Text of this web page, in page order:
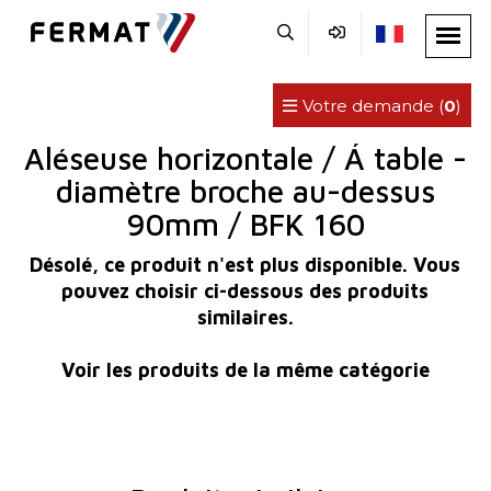
Votre demande (0)
Aléseuse horizontale / Á table -
diamètre broche au-dessus
90mm / BFK 160
Désolé, ce produit n'est plus disponible. Vous
pouvez choisir ci-dessous des produits
similaires.
Voir les produits de la même catégorie